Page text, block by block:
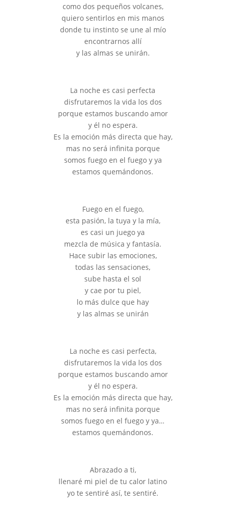
como dos pequeños volcanes,
quiero sentirlos en mis manos
donde tu instinto se une al mío
encontrarnos allí
y las almas se unirán.
La noche es casi perfecta
disfrutaremos la vida los dos
porque estamos buscando amor
y él no espera.
Es la emoción más directa que hay,
mas no será infinita porque
somos fuego en el fuego y ya
estamos quemándonos.
Fuego en el fuego,
esta pasión, la tuya y la mía,
es casi un juego ya
mezcla de música y fantasía.
Hace subir las emociones,
todas las sensaciones,
sube hasta el sol
y cae por tu piel,
lo más dulce que hay
y las almas se unirán
La noche es casi perfecta,
disfrutaremos la vida los dos
porque estamos buscando amor
y él no espera.
Es la emoción más directa que hay,
mas no será infinita porque
somos fuego en el fuego y ya…
estamos quemándonos.
Abrazado a ti,
llenaré mi piel de tu calor latino
yo te sentiré así, te sentiré.